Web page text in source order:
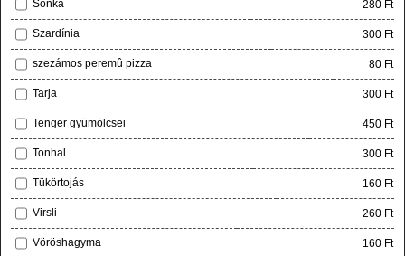
Sonka 280 Ft
Szardínia 300 Ft
szezámos peremû pizza 80 Ft
Tarja 300 Ft
Tenger gyümölcsei 450 Ft
Tonhal 300 Ft
Tükörtojás 160 Ft
Virsli 260 Ft
Vöröshagyma 160 Ft